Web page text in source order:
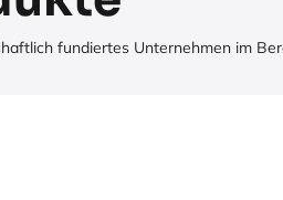
fundiertes Unternehmen im